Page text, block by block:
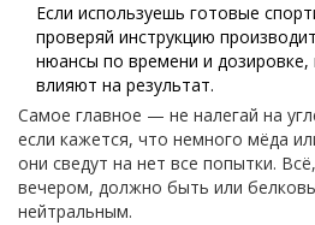
Если используешь готовые
проверяй инструкцию
нюансы по времени и
влияют на результат.
Самое главное — не налегай на
если кажется, что немного мёда
они сведут на нет все попытки.
вечером, должно быть или
нейтральным.